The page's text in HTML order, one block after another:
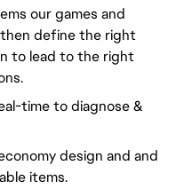
our games and
define the right
to lead to the right
time to diagnose &
design and and
items.